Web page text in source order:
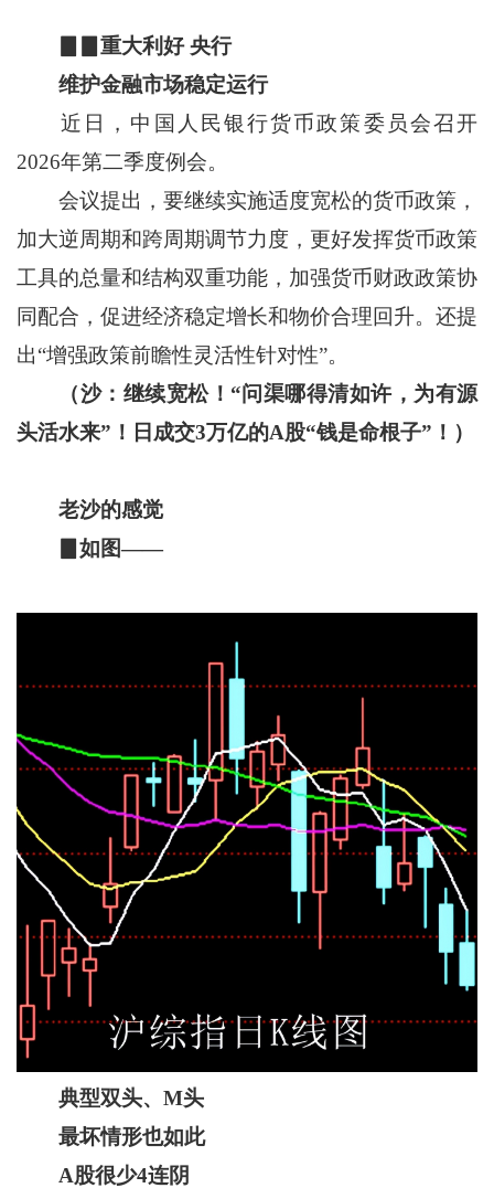
▊▊重大利好 央行
维护金融市场稳定运行
近日，中国人民银行货币政策委员会召开
2026年第二季度例会。
会议提出，要继续实施适度宽松的货币政策，
加大逆周期和跨周期调节力度，更好发挥货币政策
工具的总量和结构双重功能，加强货币财政政策协
同配合，促进经济稳定增长和物价合理回升。还提
出“增强政策前瞻性灵活性针对性”。
（沙：继续宽松！“问渠哪得清如许，为有源
头活水来”！日成交3万亿的A股“钱是命根子”！）
老沙的感觉
▊如图——
典型双头、M头
最坏情形也如此
A股很少4连阴